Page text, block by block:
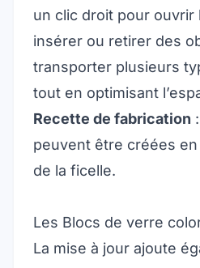
un clic droit pour ouvrir
insérer ou retirer des
transporter plusieurs
tout en optimisant
Recette de fabrication
peuvent être créées
de la ficelle.
Les Blocs de verre
La mise à jour ajoute